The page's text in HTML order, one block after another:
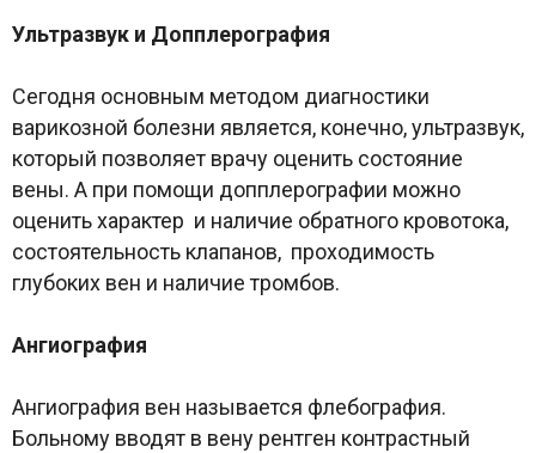
Ультразвук и Допплерография
Сегодня основным методом диагностики
варикозной болезни является, конечно, ультразвук,
который позволяет врачу оценить состояние
вены. А при помощи допплерографии можно
оценить характер и наличие обратного кровотока,
состоятельность клапанов, проходимость
глубоких вен и наличие тромбов.
Ангиография
Ангиография вен называется флебография.
Больному вводят в вену рентген контрастный